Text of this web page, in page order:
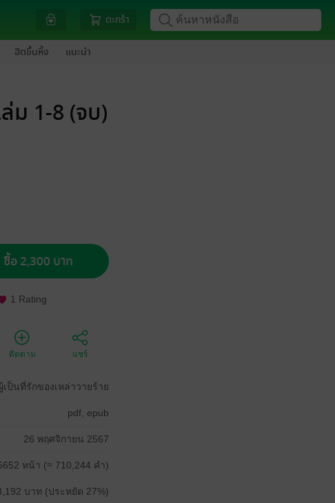
ตะกร้า
ฮิตขึ้นหิ้ง แนะนำ
ม 1-8 (จบ)
ซื้อ 2,300 บาท
1 Rating
ติดตาม แชร์
เป็นที่รักของเหล่าวายร้าย
pdf, epub
26 พฤศจิกายน 2567
หน้า (≈ 710,244 คำ)
บาท (ประหยัด 27%)